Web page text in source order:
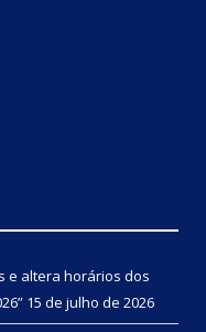
e altera horários dos
15 de julho de 2026